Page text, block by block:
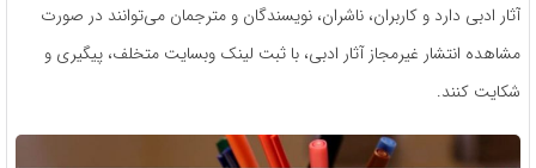
آثار ادبی دارد و کاربران، ناشران، نویسندگان و مترجمان می‌توانند در صورت
مشاهده انتشار غیرمجاز آثار ادبی، با ثبت لینک وبسایت متخلف، پیگیری و
شکایت کنند.